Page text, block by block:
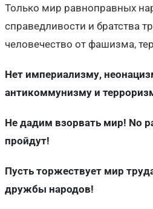
Только мир равноправных
справедливости и братства
человечество от фашизма,
Нет империализму,
антикоммунизму и
Не дадим взорвать мир! No
пройдут!
Пусть торжествует мир
дружбы народов!